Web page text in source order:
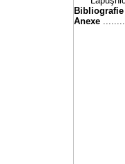
Bibliografie
Anexe